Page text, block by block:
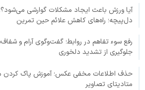
آیا ورزش باعث ایجاد مشکلات گوارشی
دل‌پیچه؛ راه‌های کاهش علائم حین تمرین
رفع سوء تفاهم در روابط؛ گفت‌وگوی آرام و
جلوگیری از تشدید دلخوری
حذف اطلاعات مخفی عکس؛ آموزش پاک کردن
متادیتای تصاویر